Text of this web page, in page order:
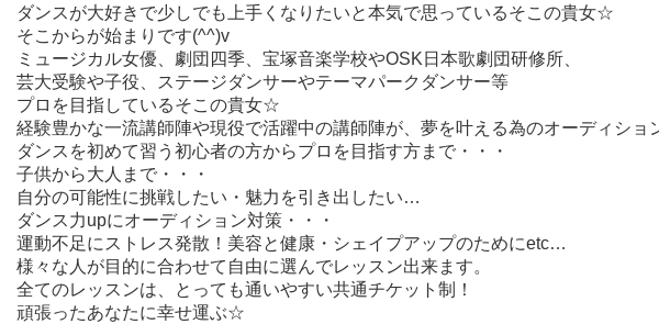
ダンスが大好きで少しでも上手くなりたいと本気で思っているそこの貴女☆
そこからが始まりです(^^)v
ミュージカル女優、劇団四季、宝塚音楽学校やOSK日本歌劇団研修所、
芸大受験や子役、ステージダンサーやテーマパークダンサー等
プロを目指しているそこの貴女☆
経験豊かな一流講師陣や現役で活躍中の講師陣が、夢を叶える為のオーディショ
ダンスを初めて習う初心者の方からプロを目指す方まで・・・
子供から大人まで・・・
自分の可能性に挑戦したい・魅力を引き出したい…
ダンス力upにオーディション対策・・・
運動不足にストレス発散！美容と健康・シェイプアップのためにetc…
様々な人が目的に合わせて自由に選んでレッスン出来ます。
全てのレッスンは、とっても通いやすい共通チケット制！
頑張ったあなたに幸せ運ぶ☆